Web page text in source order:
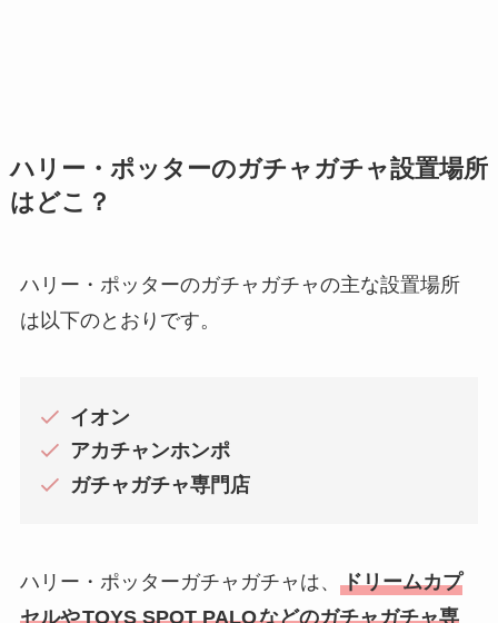
ハリー・ポッターのガチャガチャ設置場所
はどこ？
ハリー・ポッターのガチャガチャの主な設置場所
は以下のとおりです。
イオン
アカチャンホンポ
ガチャガチャ専門店
ハリー・ポッターガチャガチャは、 ドリームカプ
セルやTOYS SPOT PALOなどのガチャガチャ専